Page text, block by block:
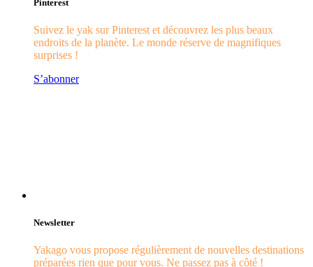
Pinterest
Suivez le yak sur Pinterest et découvrez les plus beaux
endroits de la planète. Le monde réserve de magnifiques
surprises !
S’abonner
Newsletter
Yakago vous propose régulièrement de nouvelles destinations
préparées rien que pour vous. Ne passez pas à côté !